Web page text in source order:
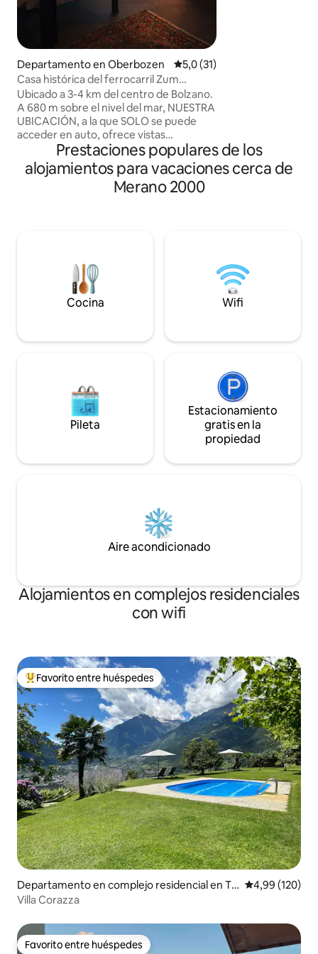
Departamento en Oberbozen Calificación promedio: 5,0 de
5,0 (31)
Casa histórica del ferrocarril Zum
Bahngarten1907-Panorama
Ubicado a 3-4 km del centro de Bolzano.
A 680 m sobre el nivel del mar, NUESTRA
UBICACIÓN, a la que SOLO se puede
acceder en auto, ofrece vistas
inigualables y acceso a actividades al aire
libre. Escápate del caos de la vida urbana
y recarga tu alma con una estadía en
nuestro acogedor departamento de
UNESCO. Tomá una copa de vino en el
balcón bajo un cielo lleno de estrellas. El
precio incluye la Ritten Card (!)
ELÉCTRICOS
DE 55PULGADAS
SUPERFICIE
Prestaciones populares de los
alojamientos para vacaciones cerca de
Merano 2000
Cocina Wifi
Pileta
Estacionamiento
gratis en la
propiedad
Aire acondicionado
Alojamientos en complejos residenciales
con wifi
Favorito entre los huéspedes más destacados
Favorito entre huéspedes
Departamento en complejo residencial en Tir
olo
Calificación
4,99 (120)
Villa Corazza
Favorito entre huéspedes
Favorito entre huéspedes